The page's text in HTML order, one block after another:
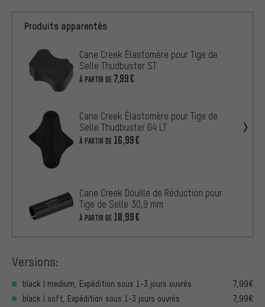
Produits apparentés
Cane Creek Élastomère pour Tige de
Selle Thudbuster ST
À PARTIR DE 7,99€
Cane Creek Élastomère pour Tige de
Selle Thudbuster G4 LT
À PARTIR DE 16,99€
Cane Creek Douille de Réduction pour
Tige de Selle 30,9 mm
À PARTIR DE 10,99€
Versions:
black | medium, Expédition sous 1-3 jours ouvrés
7,99€
black | soft, Expédition sous 1-3 jours ouvrés
7,99€